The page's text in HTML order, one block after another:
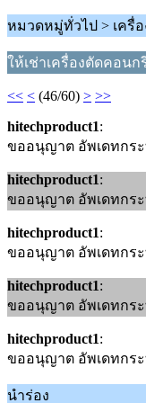
หมวดหมู่ทั่วไป > เครื่
ให้เช่าเครื่องตัดคอน
<< < (46/60) > >>
hitechproduct1:
ขออนุญาต อัพเดทกร
hitechproduct1:
ขออนุญาต อัพเดทกร
hitechproduct1:
ขออนุญาต อัพเดทกร
hitechproduct1:
ขออนุญาต อัพเดทกร
hitechproduct1:
ขออนุญาต อัพเดทกร
นำร่อง